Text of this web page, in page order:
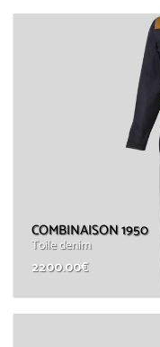
COMBINAISON 1950
Toile denim
2200.00€